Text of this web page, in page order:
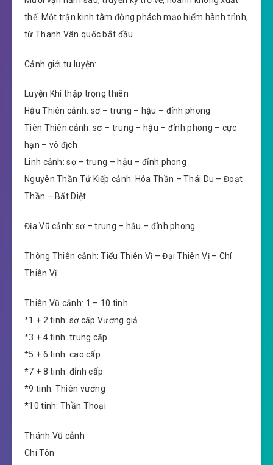
thế. Một trận kinh tâm động phách mạo hiểm hành trình,
từ Thanh Vân quốc bắt đầu.
Cảnh giới tu luyện:
Luyện Khí thập trọng thiên
Hậu Thiên cảnh: sơ – trung – hậu – đỉnh phong
Tiên Thiên cảnh: sơ – trung – hậu – đỉnh phong – cực
hạn – vô địch
Linh cảnh: sơ – trung – hậu – đỉnh phong
Nguyên Thần Tứ Kiếp cảnh: Hóa Thần – Thái Du – Đoạt
Thần – Bất Diệt
Địa Vũ cảnh: sơ – trung – hậu – đỉnh phong
Thông Thiên cảnh: Tiểu Thiên Vị – Đại Thiên Vị – Chí
Thiên Vị
Thiên Vũ cảnh: 1 – 10 tinh
*1 + 2 tinh: sơ cấp Vương giả
*3 + 4 tinh: trung cấp
*5 + 6 tinh: cao cấp
*7 + 8 tinh: đỉnh cấp
*9 tinh: Thiên vương
*10 tinh: Thần Thoại
Thánh Vũ cảnh
Chí Tôn